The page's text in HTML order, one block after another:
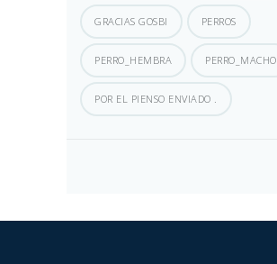
GRACIAS GOSBI PERROS
PERRO_HEMBRA PERRO_MACHO
POR EL PIENSO ENVIADO .